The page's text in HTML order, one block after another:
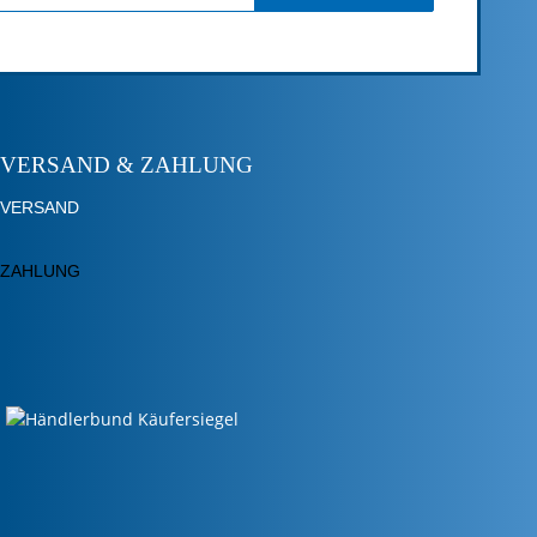
VERSAND & ZAHLUNG
VERSAND
ZAHLUNG